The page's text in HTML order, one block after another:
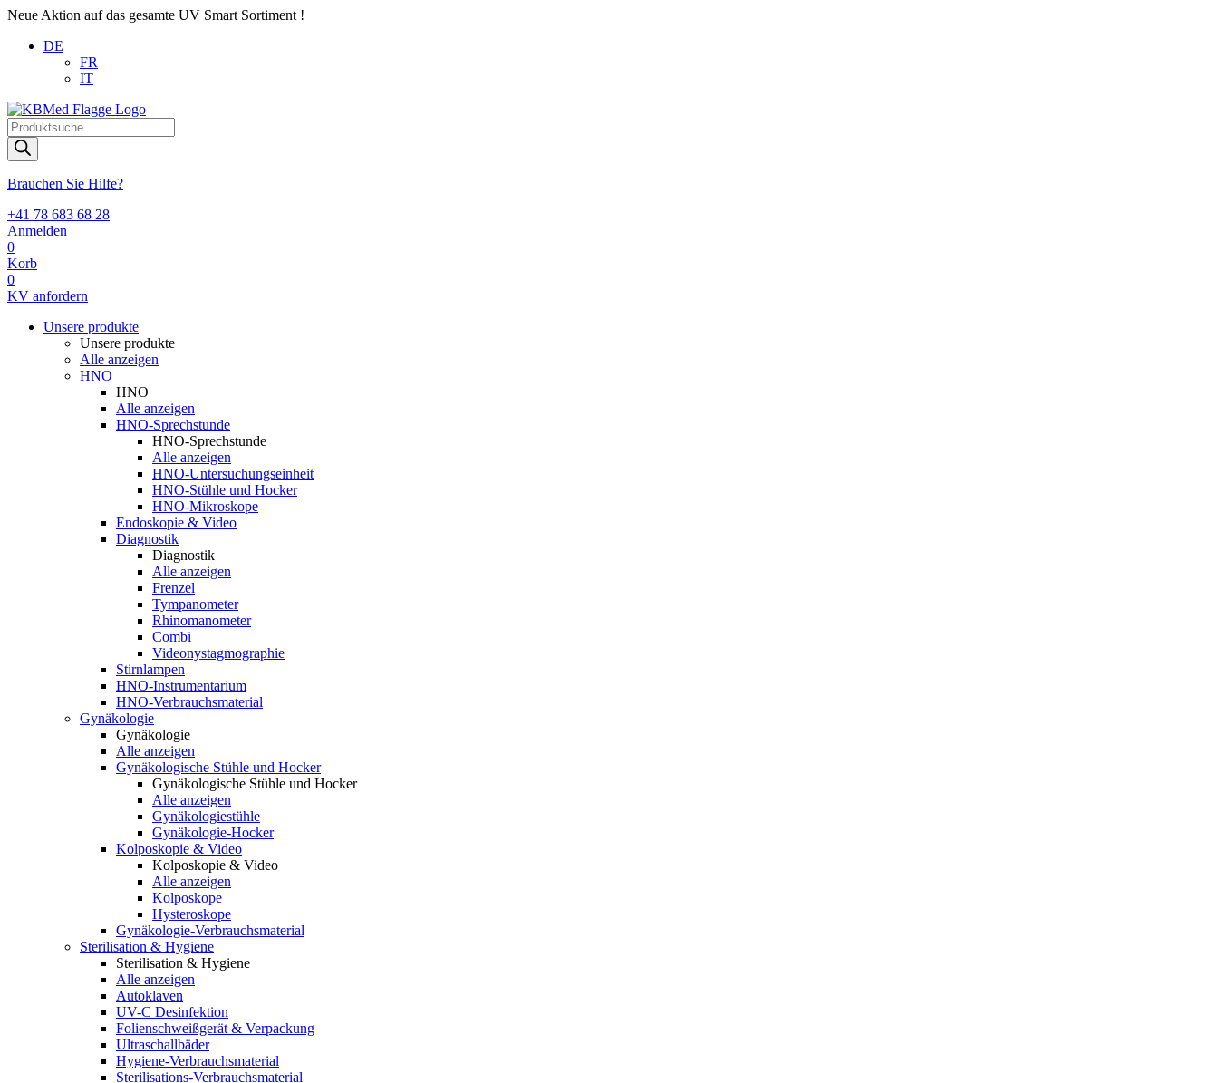
Neue Aktion auf das gesamte UV Smart Sortiment !
DE
FR
IT
Products
search
Brauchen Sie Hilfe?
+41 78 683 68 28
Anmelden
0
Korb
0
KV anfordern
Unsere produkte
Unsere produkte
Alle anzeigen
HNO
HNO
Alle anzeigen
HNO-Sprechstunde
HNO-Sprechstunde
Alle anzeigen
HNO-Untersuchungseinheit
HNO-Stühle und Hocker
HNO-Mikroskope
Endoskopie & Video
Diagnostik
Diagnostik
Alle anzeigen
Frenzel
Tympanometer
Rhinomanometer
Combi
Videonystagmographie
Stirnlampen
HNO-Instrumentarium
HNO-Verbrauchsmaterial
Gynäkologie
Gynäkologie
Alle anzeigen
Gynäkologische Stühle und Hocker
Gynäkologische Stühle und Hocker
Alle anzeigen
Gynäkologiestühle
Gynäkologie-Hocker
Kolposkopie & Video
Kolposkopie & Video
Alle anzeigen
Kolposkope
Hysteroskope
Gynäkologie-Verbrauchsmaterial
Sterilisation & Hygiene
Sterilisation & Hygiene
Alle anzeigen
Autoklaven
UV-C Desinfektion
Folienschweißgerät & Verpackung
Ultraschallbäder
Hygiene-Verbrauchsmaterial
Sterilisations-Verbrauchsmaterial